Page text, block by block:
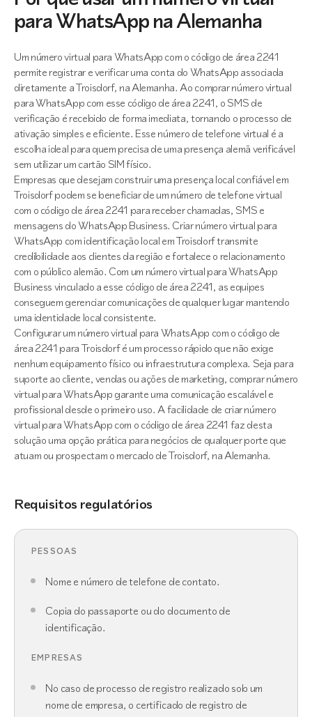
para WhatsApp na Alemanha
Um número virtual para WhatsApp com o código de área 2241
permite registrar e verificar uma conta do WhatsApp associada
diretamente a Troisdorf, na Alemanha. Ao comprar número virtual
para WhatsApp com esse código de área 2241, o SMS de
verificação é recebido de forma imediata, tornando o processo de
ativação simples e eficiente. Esse número de telefone virtual é a
escolha ideal para quem precisa de uma presença alemã verificável
sem utilizar um cartão SIM físico.
Empresas que desejam construir uma presença local confiável em
Troisdorf podem se beneficiar de um número de telefone virtual
com o código de área 2241 para receber chamadas, SMS e
mensagens do WhatsApp Business. Criar número virtual para
WhatsApp com identificação local em Troisdorf transmite
credibilidade aos clientes da região e fortalece o relacionamento
com o público alemão. Com um número virtual para WhatsApp
Business vinculado a esse código de área 2241, as equipes
conseguem gerenciar comunicações de qualquer lugar mantendo
uma identidade local consistente.
Configurar um número virtual para WhatsApp com o código de
área 2241 para Troisdorf é um processo rápido que não exige
nenhum equipamento físico ou infraestrutura complexa. Seja para
suporte ao cliente, vendas ou ações de marketing, comprar número
virtual para WhatsApp garante uma comunicação escalável e
profissional desde o primeiro uso. A facilidade de criar número
virtual para WhatsApp com o código de área 2241 faz desta
solução uma opção prática para negócios de qualquer porte que
atuam ou prospectam o mercado de Troisdorf, na Alemanha.
Requisitos regulatórios
PESSOAS
Nome e número de telefone de contato.
Copia do passaporte ou do documento de
identificação.
EMPRESAS
No caso de processo de registro realizado sob um
nome de empresa, o certificado de registro de